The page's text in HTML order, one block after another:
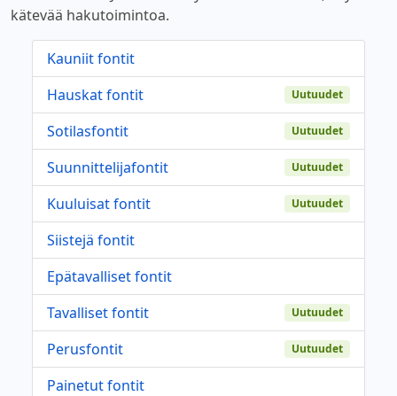
kätevää hakutoimintoa.
Kauniit fontit
Hauskat fontit
Uutuudet
Sotilasfontit Uutuudet
Suunnittelijafontit Uutuudet
Kuuluisat fontit Uutuudet
Siistejä fontit
Epätavalliset fontit
Tavalliset fontit
Uutuudet
Perusfontit Uutuudet
Painetut fontit